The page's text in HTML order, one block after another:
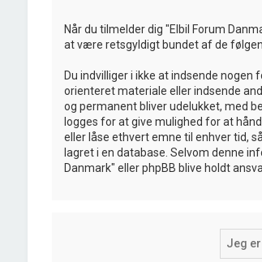
Når du tilmelder dig "Elbil Forum
at være retsgyldigt bundet af de
Du indvilliger i ikke at indsende
orienteret materiale eller indsende
og permanent bliver udelukket, med
logges for at give mulighed for at
eller låse ethvert emne til enhver tid,
lagret i en database. Selvom denne
Danmark" eller phpBB blive holdt